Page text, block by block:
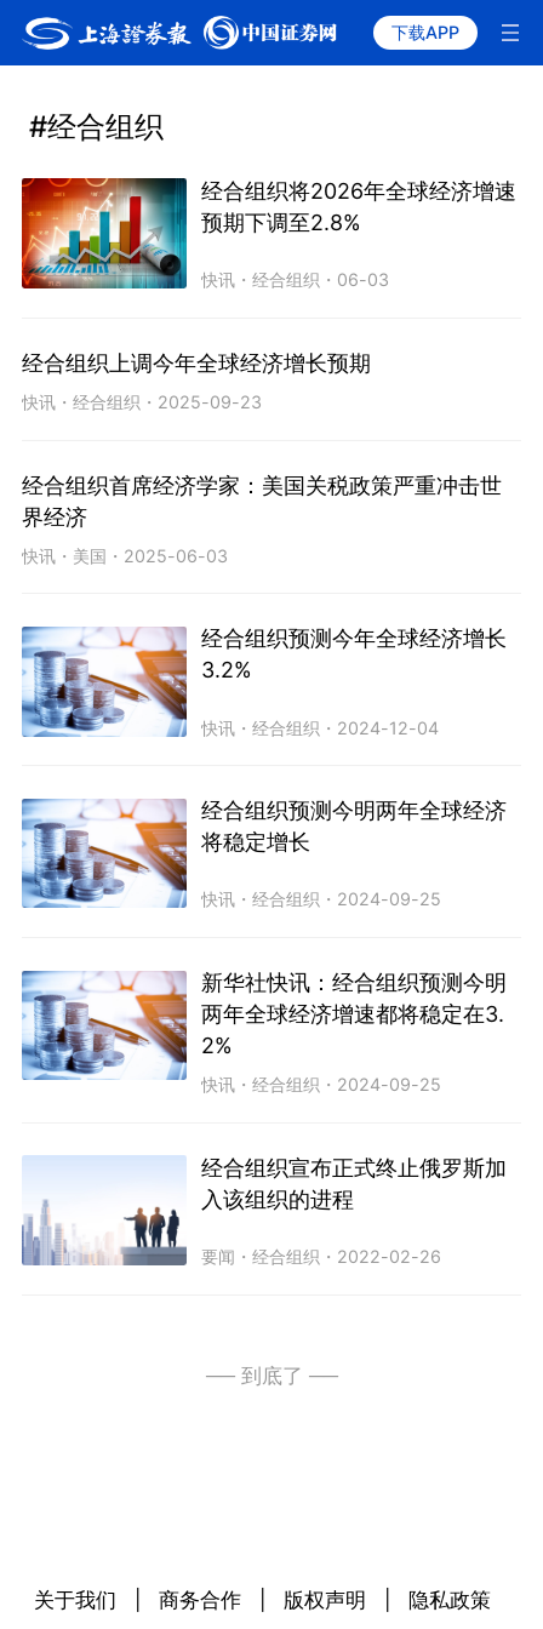
下载APP
#经合组织
经合组织将2026年全球经济增速
预期下调至2.8%
快讯 ・经合组织 ・ 06-03
经合组织上调今年全球经济增长预期
快讯・ 经合组织 ・ 2025-09-23
经合组织首席经济学家：美国关税政策严重冲击世
界经济
快讯・ 美国 ・ 2025-06-03
经合组织预测今年全球经济增长
3.2%
快讯 ・经合组织 ・ 2024-12-04
经合组织预测今明两年全球经济
将稳定增长
快讯 ・经合组织 ・ 2024-09-25
新华社快讯：经合组织预测今明
两年全球经济增速都将稳定在3.
2%
快讯 ・经合组织 ・ 2024-09-25
经合组织宣布正式终止俄罗斯加
入该组织的进程
要闻 ・经合组织 ・ 2022-02-26
── 到底了 ──
关于我们 商务合作 版权声明 隐私政策